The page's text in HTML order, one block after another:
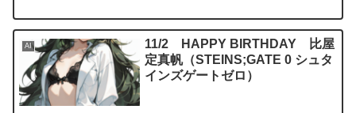
AI
11/2 HAPPY BIRTHDAY 比屋
定真帆（STEINS;GATE 0 シュタ
インズゲートゼロ）